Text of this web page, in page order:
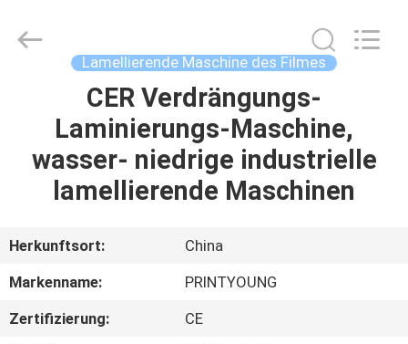
PRODUKTE
ÜBER
Industry
Co.,Ltd.
Lamellierende Maschine des Filmes
CER Verdrängungs-
Laminierungs-Maschine,
wasser- niedrige industrielle
lamellierende Maschinen
Herkunftsort:
China
Markenname:
PRINTYOUNG
Zertifizierung:
CE